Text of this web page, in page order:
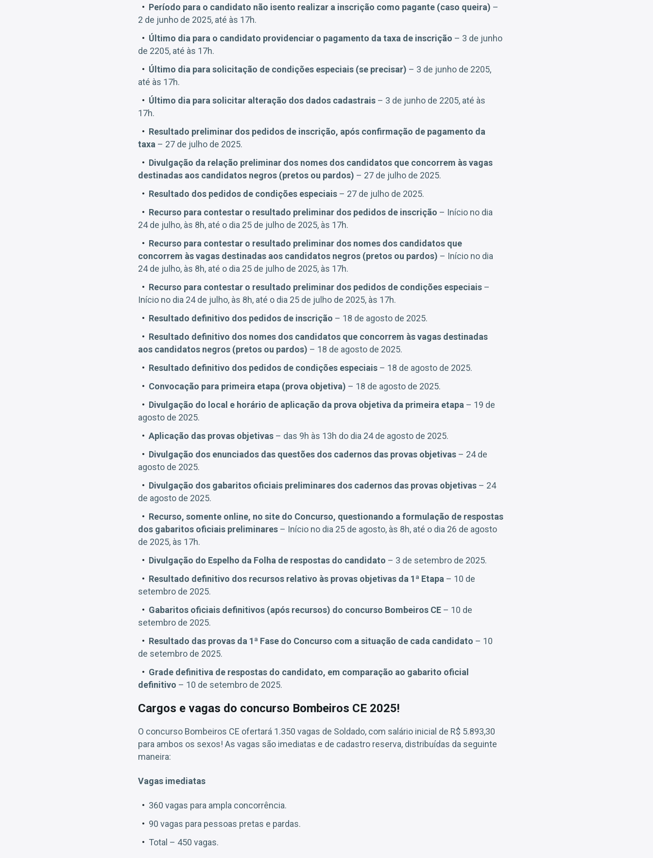
Período para o candidato não isento realizar a inscrição como pagante (caso queira) –
2 de junho de 2025, até às 17h.
Último dia para o candidato providenciar o pagamento da taxa de inscrição – 3 de junho
de 2205, até às 17h.
Último dia para solicitação de condições especiais (se precisar) – 3 de junho de 2205,
até às 17h.
Último dia para solicitar alteração dos dados cadastrais – 3 de junho de 2205, até às
17h.
Resultado preliminar dos pedidos de inscrição, após confirmação de pagamento da
taxa – 27 de julho de 2025.
Divulgação da relação preliminar dos nomes dos candidatos que concorrem às vagas
destinadas aos candidatos negros (pretos ou pardos) – 27 de julho de 2025.
Resultado dos pedidos de condições especiais – 27 de julho de 2025.
Recurso para contestar o resultado preliminar dos pedidos de inscrição – Início no dia
24 de julho, às 8h, até o dia 25 de julho de 2025, às 17h.
Recurso para contestar o resultado preliminar dos nomes dos candidatos que
concorrem às vagas destinadas aos candidatos negros (pretos ou pardos) – Início no dia
24 de julho, às 8h, até o dia 25 de julho de 2025, às 17h.
Recurso para contestar o resultado preliminar dos pedidos de condições especiais –
Início no dia 24 de julho, às 8h, até o dia 25 de julho de 2025, às 17h.
Resultado definitivo dos pedidos de inscrição – 18 de agosto de 2025.
Resultado definitivo dos nomes dos candidatos que concorrem às vagas destinadas
aos candidatos negros (pretos ou pardos) – 18 de agosto de 2025.
Resultado definitivo dos pedidos de condições especiais – 18 de agosto de 2025.
Convocação para primeira etapa (prova objetiva) – 18 de agosto de 2025.
Divulgação do local e horário de aplicação da prova objetiva da primeira etapa – 19 de
agosto de 2025.
Aplicação das provas objetivas – das 9h às 13h do dia 24 de agosto de 2025.
Divulgação dos enunciados das questões dos cadernos das provas objetivas – 24 de
agosto de 2025.
Divulgação dos gabaritos oficiais preliminares dos cadernos das provas objetivas – 24
de agosto de 2025.
Recurso, somente online, no site do Concurso, questionando a formulação de respostas
dos gabaritos oficiais preliminares – Início no dia 25 de agosto, às 8h, até o dia 26 de agosto
de 2025, às 17h.
Divulgação do Espelho da Folha de respostas do candidato – 3 de setembro de 2025.
Resultado definitivo dos recursos relativo às provas objetivas da 1ª Etapa – 10 de
setembro de 2025.
Gabaritos oficiais definitivos (após recursos) do concurso Bombeiros CE – 10 de
setembro de 2025.
Resultado das provas da 1ª Fase do Concurso com a situação de cada candidato – 10
de setembro de 2025.
Grade definitiva de respostas do candidato, em comparação ao gabarito oficial
definitivo – 10 de setembro de 2025.
Cargos e vagas do concurso Bombeiros CE 2025!
O concurso Bombeiros CE ofertará 1.350 vagas de Soldado, com salário inicial de R$ 5.893,30
para ambos os sexos! As vagas são imediatas e de cadastro reserva, distribuídas da seguinte
maneira:
Vagas imediatas
360 vagas para ampla concorrência.
90 vagas para pessoas pretas e pardas.
Total – 450 vagas.